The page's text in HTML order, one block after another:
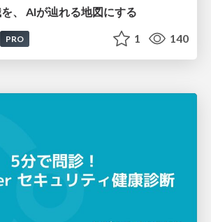
、 AIが辿れる地図にする
PRO 1 140